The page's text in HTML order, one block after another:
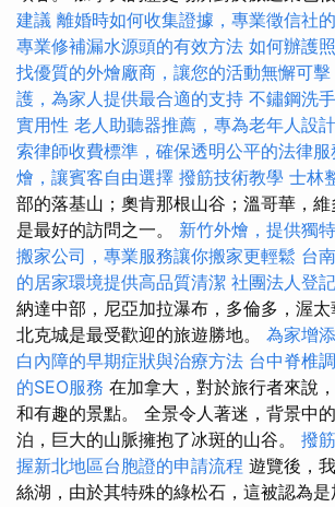
建議 離婚時如何收集證據，專業徵信社
專業修補漏水源頭的有效方法 如何辦護
找優質的外燴廠商，讓您的活動無懈可擊
護，為家人提供最合適的支持 不鏽鋼洗
實用性 老人助聽器推薦，專為老年人設
索律師收費標準，確保透明公平的法律服
燴，讓賓客自由選擇 撥筋技術教學 士林
部的落基山；奧肯那根山谷；溫哥華，
是最好的訪問之一。 新竹外燴，提供獨
搬家公司，專業服務讓你搬家更輕鬆 台
的居家環境提供高品質清潔 社團法人登
納達中部，尼亞加拉瀑布，多倫多，渥
北克城是最受歡迎的旅遊勝地。 為家增
白內障的早期症狀與治療方法 台中脊椎
的SEO服務 在加拿大，對於旅行者來說
和有趣的景點。 全景令人著迷，背景中
泊，巨大的山脈擁抱了冰斑的山谷。 撥
握新北地區台胞證的申請流程 遊覽後，
絲湖，由於其特殊的綠松石，這被認為